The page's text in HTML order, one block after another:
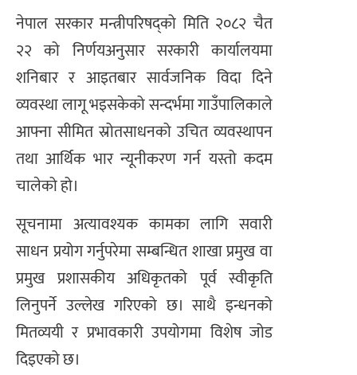
नेपाल सरकार मन्त्रीपरिषद्को मिति २०८२ चैत
२२ को निर्णयअनुसार सरकारी कार्यालयमा
शनिबार र आइतबार सार्वजनिक विदा दिने
व्यवस्था लागू भइसकेको सन्दर्भमा गाउँपालिकाले
आफ्ना सीमित स्रोतसाधनको उचित व्यवस्थापन
तथा आर्थिक भार न्यूनीकरण गर्न यस्तो कदम
चालेको हो।
सूचनामा अत्यावश्यक कामका लागि सवारी
साधन प्रयोग गर्नुपरेमा सम्बन्धित शाखा प्रमुख वा
प्रमुख प्रशासकीय अधिकृतको पूर्व स्वीकृति
लिनुपर्ने उल्लेख गरिएको छ। साथै इन्धनको
मितव्ययी र प्रभावकारी उपयोगमा विशेष जोड
दिइएको छ।